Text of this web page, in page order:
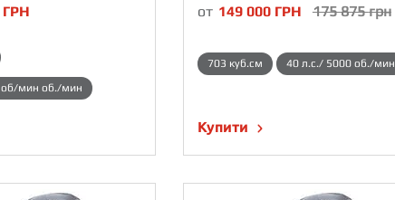
ГРН
об/мин об./мин
от 149 000 ГРН 175 875грн
703 куб.см 40 л.с./ 5000 об./мин
Купити